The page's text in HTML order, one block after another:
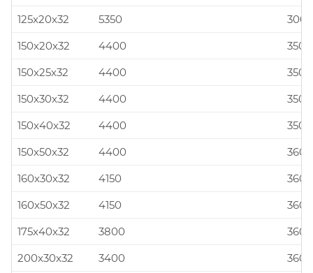
125x20x32
5350
150x20x32
4400
150x25x32
4400
150x30x32
4400
150x40x32
4400
150x50x32
4400
160x30x32
4150
160x50x32
4150
175x40x32
3800
200x30x32
3400